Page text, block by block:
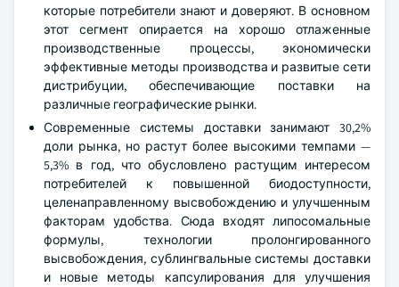
которые потребители знают и доверяют. В основном
этот сегмент опирается на хорошо отлаженные
производственные процессы, экономически
эффективные методы производства и развитые сети
дистрибуции, обеспечивающие поставки на
различные географические рынки.
Современные системы доставки занимают 30,2%
доли рынка, но растут более высокими темпами —
5,3% в год, что обусловлено растущим интересом
потребителей к повышенной биодоступности,
целенаправленному высвобождению и улучшенным
факторам удобства. Сюда входят липосомальные
формулы, технологии пролонгированного
высвобождения, сублингвальные системы доставки
и новые методы капсулирования для улучшения